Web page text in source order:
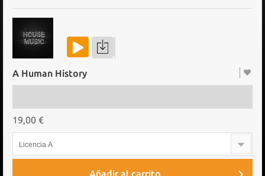
A Human History
19,00 €
Licencia A
Añadir al carrito